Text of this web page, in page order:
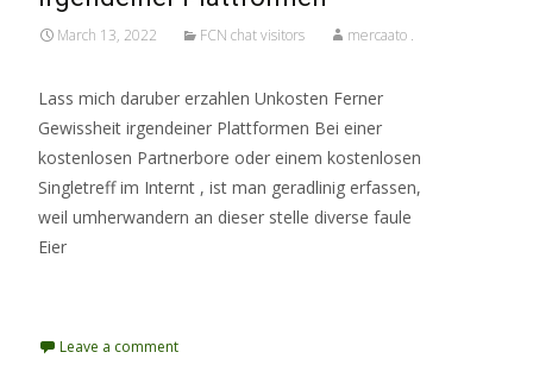
March 13, 2022 FCN chat visitors mercaato .
Lass mich daruber erzahlen Unkosten Ferner
Gewissheit irgendeiner Plattformen Bei einer
kostenlosen Partnerbore oder einem kostenlosen
Singletreff im Internt , ist man geradlinig erfassen,
weil umherwandern an dieser stelle diverse faule
Eier
Leave a comment